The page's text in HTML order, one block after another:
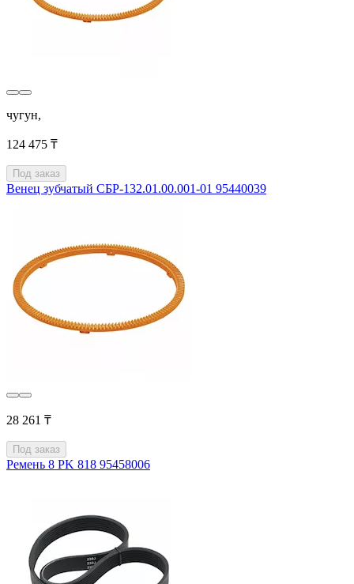
чугун,
124 475 ₸
Под заказ
Венец зубчатый СБР-132.01.00.001-01 95440039
28 261 ₸
Под заказ
Ремень 8 PK 818 95458006